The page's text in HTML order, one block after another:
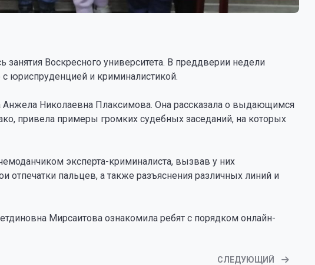
Воскресного университета. В преддверии недели
юриспруденцией и криминалистикой.
Анжела Николаевна Плаксимова. Она рассказала о выдающимся
привела примеры громких судебных заседаний, на которых
эксперта-криминалиста, вызвав у них
пальцев, а также разъяснения различных линий и
Мирсаитова ознакомила ребят с порядком онлайн-
СЛЕДУЮЩИЙ